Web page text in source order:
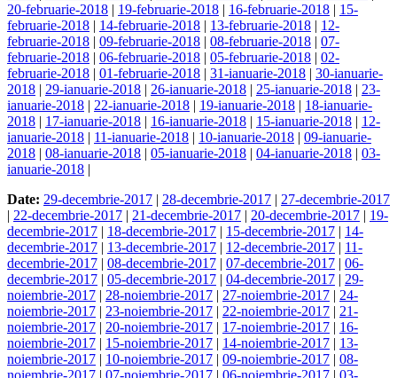
20-februarie-2018 | 19-februarie-2018 | 16-februarie-2018 | 15-
februarie-2018 | 14-februarie-2018 | 13-februarie-2018 | 12-
februarie-2018 | 09-februarie-2018 | 08-februarie-2018 | 07-
februarie-2018 | 06-februarie-2018 | 05-februarie-2018 | 02-
februarie-2018 | 01-februarie-2018 | 31-ianuarie-2018 | 30-ianuarie-
2018 | 29-ianuarie-2018 | 26-ianuarie-2018 | 25-ianuarie-2018 | 23-
ianuarie-2018 | 22-ianuarie-2018 | 19-ianuarie-2018 | 18-ianuarie-
2018 | 17-ianuarie-2018 | 16-ianuarie-2018 | 15-ianuarie-2018 | 12-
ianuarie-2018 | 11-ianuarie-2018 | 10-ianuarie-2018 | 09-ianuarie-
2018 | 08-ianuarie-2018 | 05-ianuarie-2018 | 04-ianuarie-2018 | 03-
ianuarie-2018 |
Date: 29-decembrie-2017 | 28-decembrie-2017 | 27-decembrie-2017
| 22-decembrie-2017 | 21-decembrie-2017 | 20-decembrie-2017 | 19-
decembrie-2017 | 18-decembrie-2017 | 15-decembrie-2017 | 14-
decembrie-2017 | 13-decembrie-2017 | 12-decembrie-2017 | 11-
decembrie-2017 | 08-decembrie-2017 | 07-decembrie-2017 | 06-
decembrie-2017 | 05-decembrie-2017 | 04-decembrie-2017 | 29-
noiembrie-2017 | 28-noiembrie-2017 | 27-noiembrie-2017 | 24-
noiembrie-2017 | 23-noiembrie-2017 | 22-noiembrie-2017 | 21-
noiembrie-2017 | 20-noiembrie-2017 | 17-noiembrie-2017 | 16-
noiembrie-2017 | 15-noiembrie-2017 | 14-noiembrie-2017 | 13-
noiembrie-2017 | 10-noiembrie-2017 | 09-noiembrie-2017 | 08-